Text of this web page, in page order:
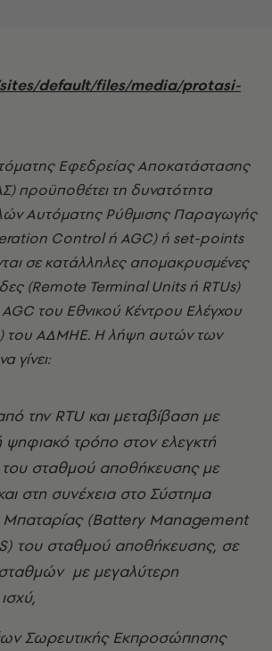
default/files/media/protasi-
Εφεδρείας Αποκατάστασης
προϋποθέτει τη δυνατότητα
Αυτόματης Ρύθμισης Παραγωγής
Control ή AGC) ή set-points
σε κατάλληλες απομακρυσμένες
(Remote Terminal Units ή RTUs)
του Εθνικού Κέντρου Ελέγχου
του ΑΔΜΗΕ. Η λήψη αυτών των
γίνει:
την RTU και μεταβίβαση με
ψηφιακό τρόπο στον ελεγκτή
σταθμού αποθήκευσης με
στη συνέχεια στο Σύστημα
Μπαταρίας (Battery Management
του σταθμού αποθήκευσης, σε
με μεγαλύτερη
Σωρευτικής Εκπροσώπησης